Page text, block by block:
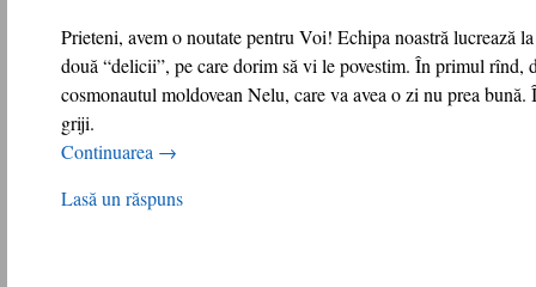
Prieteni, avem o noutate pentru Voi! Echipa noastră lucrează
două “delicii”, pe care dorim să vi le povestim. În primul rînd,
cosmonautul moldovean Nelu, care va avea o zi nu prea
griji.
Continuarea →
Lasă un răspuns